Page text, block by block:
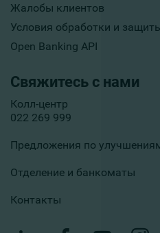
Жалобы клиентов
Условия обработки и
Open Banking API
Свяжитесь с нами
Колл-центр
022 269 999
Предложения по
Отделение и банкоматы
Контакты